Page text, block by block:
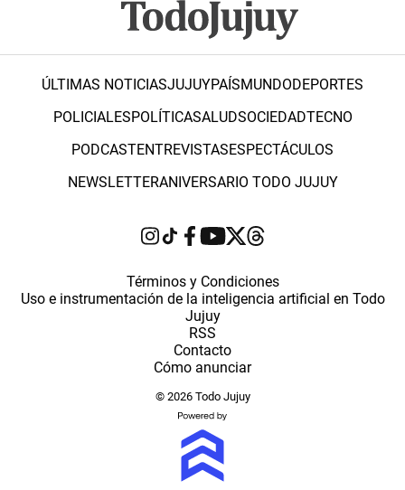
ÚLTIMAS NOTICIASJUJUYPAÍSMUNDODEPORTES
POLICIALESPOLÍTICASALUDSOCIEDADTECNO
PODCASTENTREVISTASESPECTÁCULOS
NEWSLETTERANIVERSARIO TODO JUJUY
Términos y Condiciones
Uso e instrumentación de la inteligencia artificial en Todo
Jujuy
RSS
Contacto
Cómo anunciar
© 2026 Todo Jujuy